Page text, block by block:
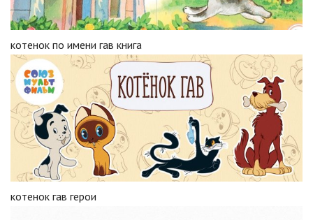
котенок по имени гав книга
котенок гав герои